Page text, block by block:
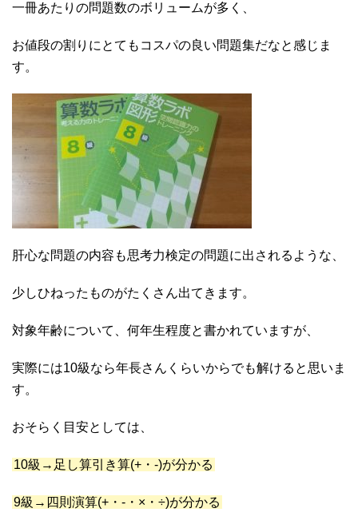
一冊あたりの問題数のボリュームが多く、
お値段の割りにとてもコスパの良い問題集だなと感じま
す。
肝心な問題の内容も思考力検定の問題に出されるような、
少しひねったものがたくさん出てきます。
対象年齢について、何年生程度と書かれていますが、
実際には10級なら年長さんくらいからでも解けると思いま
す。
おそらく目安としては、
10級→足し算引き算(+・-)が分かる
9級→四則演算(+・-・×・÷)が分かる